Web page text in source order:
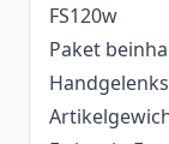
FS120w
Paket